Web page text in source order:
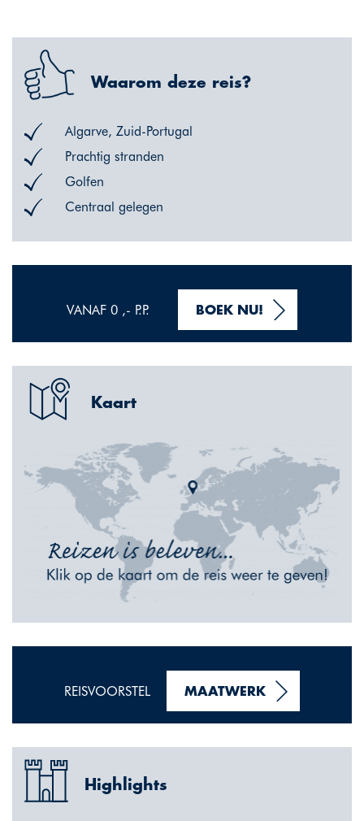
Waarom deze reis?
Algarve, Zuid-Portugal
Prachtig stranden
Golfen
Centraal gelegen
VANAF 0 ,- P.P. BOEK NU!
Kaart
REISVOORSTEL MAATWERK
Highlights